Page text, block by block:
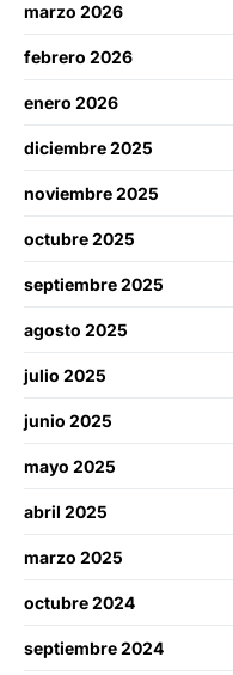
marzo 2026
febrero 2026
enero 2026
diciembre 2025
noviembre 2025
octubre 2025
septiembre 2025
agosto 2025
julio 2025
junio 2025
mayo 2025
abril 2025
marzo 2025
octubre 2024
septiembre 2024